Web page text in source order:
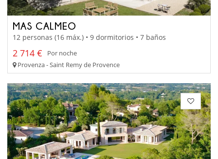
MAS CALMEO
12 personas (16 máx.) • 9 dormitorios • 7 baños
2 714 €
Por noche
Provenza - Saint Remy de Provence